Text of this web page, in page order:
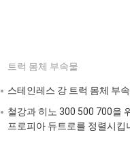
트럭 몸체 부속물
스테인레스 강 트럭 몸체 부
철강과 히노 300 500 700을
프로피아 듀트로를 정렬시킵